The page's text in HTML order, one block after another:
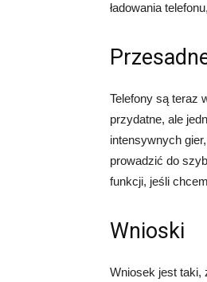
ładowania
Telefony są teraz
przydatne, ale
intensywnych
prowadzić do
funkcji, jeśli
Wnioski
Wniosek jest taki,